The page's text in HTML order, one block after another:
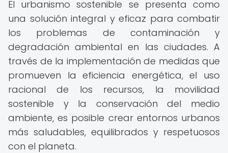
El urbanismo sostenible se presenta como
una solución integral y eficaz para combatir
los problemas de contaminación y
degradación ambiental en las ciudades. A
través de la implementación de medidas que
promueven la eficiencia energética, el uso
racional de los recursos, la movilidad
sostenible y la conservación del medio
ambiente, es posible crear entornos urbanos
más saludables, equilibrados y respetuosos
con el planeta.